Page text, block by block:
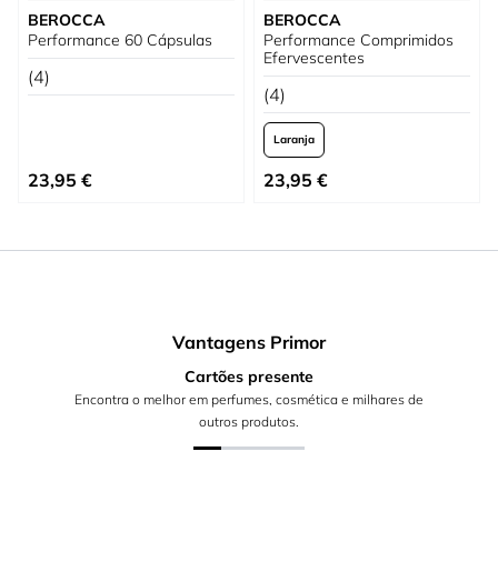
BEROCCA
Performance 60 Cápsulas
(4)
23,95 €
BEROCCA
Performance Comprimidos
Efervescentes
(4)
Laranja
Tão baixo quanto
23,95 €
Vantagens Primor
Cartões presente
Encontra o melhor em perfumes, cosmética e milhares de
outros produtos.